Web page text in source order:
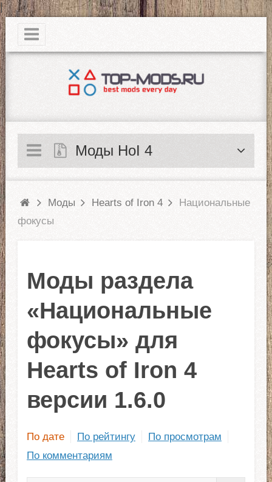
|
Моды HoI 4
Моды Hearts of Iron 4
Национальные
фокусы
Моды раздела
«Национальные
фокусы» для
Hearts of Iron 4
версии 1.6.0
По дате По рейтингу
По просмотрам
По комментариям